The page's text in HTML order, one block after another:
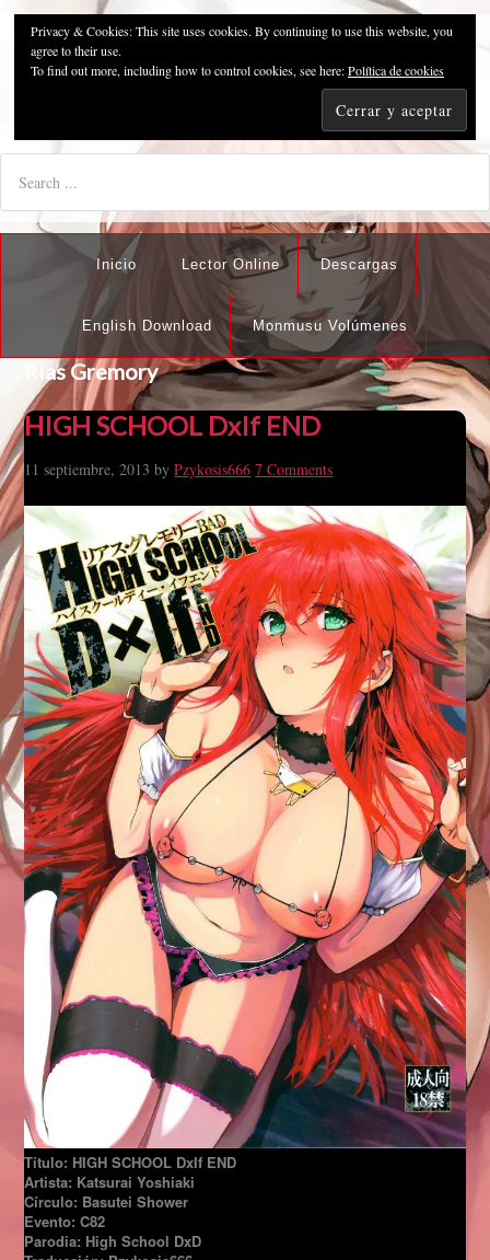
Pzykosis666HFansub
"I'm the best there is at what I do, but what I do best isn't very
Inicio Lector Online Descargas
English Download Monmusu Volúmenes
Rias Gremory
HIGH SCHOOL DxIf END
11 septiembre, 2013 byPzykosis666 7 Comments
Título: HIGH SCHOOL DxIf END
Artista: Katsurai Yoshiaki
Círculo: Basutei Shower
Evento: C82
Parodia: High School DxD
Privacy & Cookies: This site uses cookies. By continuing to use this website, you
agree to their use.
To find out more, including how to control cookies, see here:Política de cookies